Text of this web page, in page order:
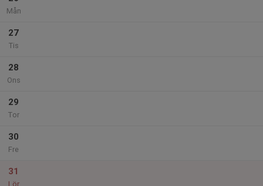
Mån
27
Tis
28
Ons
29
Tor
30
Fre
31
Lör